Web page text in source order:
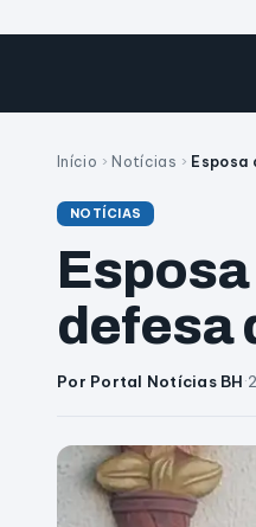
Início › Notícias › Esposa
NOTÍCIAS
defesa
Por Portal Notícias BH·